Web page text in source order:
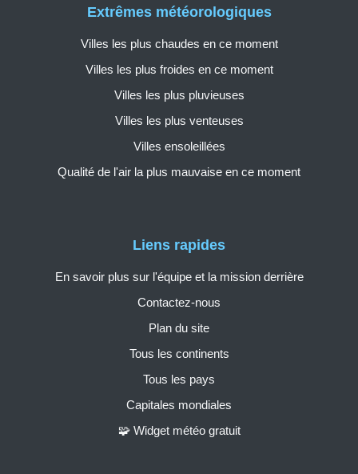
Liens rapides
En savoir plus sur l'équipe et la mission derrière
Contactez-nous
Plan du site
Tous les continents
Tous les pays
Capitales mondiales
🧩 Widget météo gratuit
Extrêmes météorologiques
Villes les plus chaudes en ce moment
Villes les plus froides en ce moment
Villes les plus pluvieuses
Villes les plus venteuses
Villes ensoleillées
Qualité de l'air la plus mauvaise en ce moment